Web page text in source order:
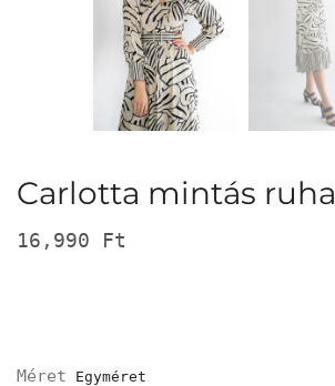
Carlotta mintás ruha
16,990 Ft
Méret